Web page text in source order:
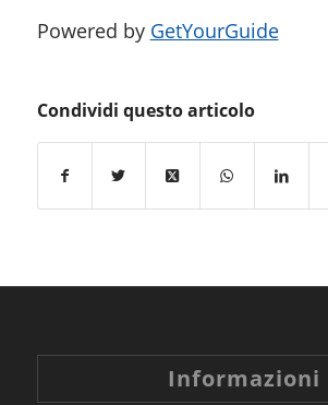
Powered by GetYourGuide
Condividi questo articolo
Informazioni